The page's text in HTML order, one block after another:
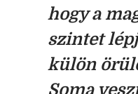
hogy a
szintet
külön
Soma